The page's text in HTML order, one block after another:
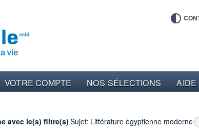
VOTRE COMPTE NOS SÉLECTIONS AIDE
avec le(s) filtre(s) Sujet: Littérature égyptienne moderne